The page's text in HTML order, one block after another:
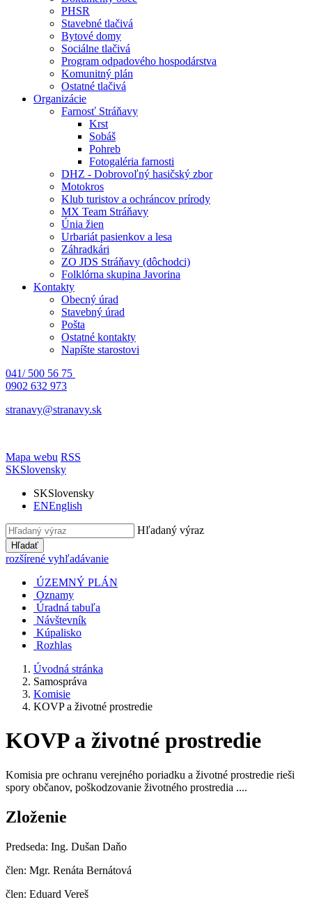
PHSR
Stavebné tlačivá
Bytové domy
Sociálne tlačivá
Program odpadového hospodárstva
Komunitný plán
Ostatné tlačivá
Organizácie
Farnosť Stráňavy
Krst
Sobáš
Pohreb
Fotogaléria farnosti
DHZ - Dobrovoľný hasičský zbor
Motokros
Klub turistov a ochráncov prírody
MX Team Stráňavy
Únia žien
Urbariát pasienkov a lesa
Záhradkári
ZO JDS Stráňavy (dôchodci)
Folklórna skupina Javorina
Kontakty
Obecný úrad
Stavebný úrad
Pošta
Ostatné kontakty
Napíšte starostovi
041/ 500 56 75
0902 632 973
stranavy@stranavy.sk
Mapa webu RSS
SKSlovensky
SKSlovensky
ENEnglish
Hľadaný výraz
Hľadať
rozšírené vyhľadávanie
ÚZEMNÝ PLÁN
Oznamy
Úradná tabuľa
Návštevník
Kúpalisko
Rozhlas
Úvodná stránka
Samospráva
Komisie
KOVP a životné prostredie
KOVP a životné prostredie
Komisia pre ochranu verejného poriadku a životné prostredie rieši
spory občanov, poškodzovanie životného prostredia ....
Zloženie
Predseda: Ing. Dušan Daňo
člen: Mgr. Renáta Bernátová
člen: Eduard Vereš